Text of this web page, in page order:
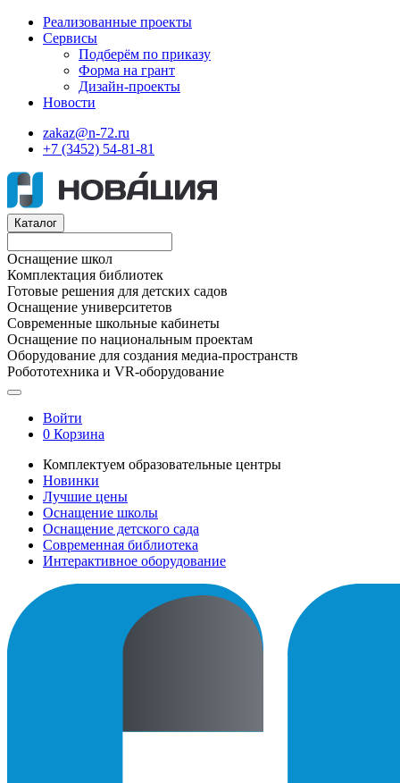
Реализованные проекты
Сервисы
Подберём по приказу
Форма на грант
Дизайн-проекты
Новости
zakaz@n-72.ru
+7 (3452) 54-81-81
Каталог
Оснащение школ
Комплектация библиотек
Готовые решения для детских садов
Оснащение университетов
Современные школьные кабинеты
Оснащение по национальным проектам
Оборудование для создания медиа-пространств
Робототехника и VR-оборудование
Войти
0 Корзина
Комплектуем образовательные центры
Новинки
Лучшие цены
Оснащение школы
Оснащение детского сада
Современная библиотека
Интерактивное оборудование